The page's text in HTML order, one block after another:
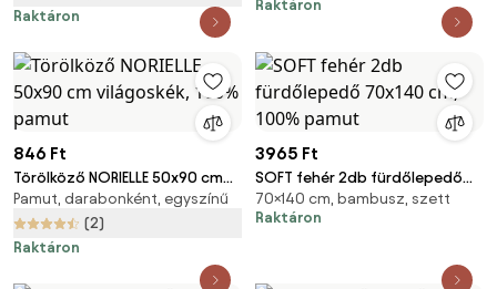
Raktáron
Raktáron
846 Ft
Törölköző NORIELLE 50x90 cm
világoskék, 100% pamut
Pamut, darabonként, egyszínű
(2)
Raktáron
3965 Ft
SOFT fehér 2db fürdőlepedő
70x140 cm, 100% pamut
70×140 cm, bambusz, szett
Raktáron